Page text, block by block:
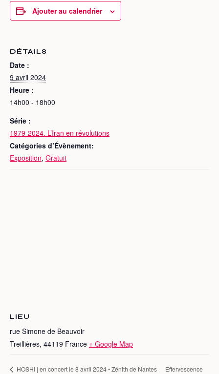
Ajouter au calendrier
DÉTAILS
Date :
9 avril 2024
Heure :
14h00 - 18h00
Série :
1979-2024. L’Iran en révolutions
Catégories d’Évènement:
Exposition, Gratuit
LIEU
rue Simone de Beauvoir
Treillières, 44119 France + Google Map
HOSHI | en concert le 8 avril 2024 • Zénith de Nantes Effervescence